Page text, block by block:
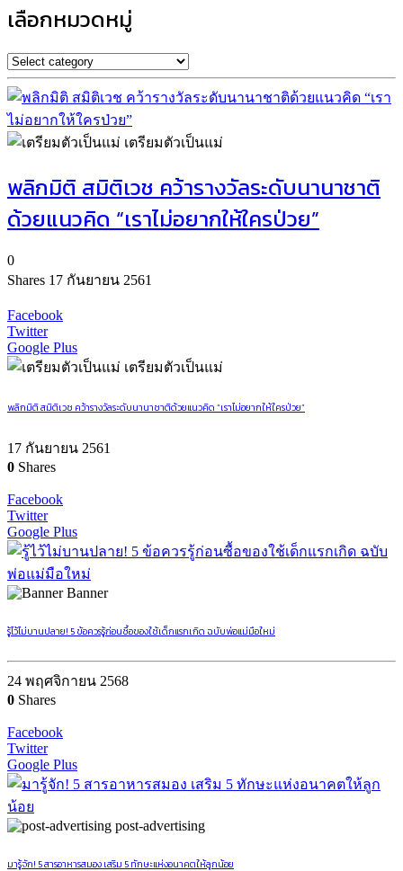
เลือกหมวดหมู่
เตรียมตัวเป็นแม่
พลิกมิติ สมิติเวช คว้ารางวัลระดับนานาชาติ
ด้วยแนวคิด “เราไม่อยากให้ใครป่วย”
0
Shares 17 กันยายน 2561
Facebook
Twitter
Google Plus
เตรียมตัวเป็นแม่
พลิกมิติ สมิติเวช คว้ารางวัลระดับนานาชาติด้วยแนวคิด “เราไม่อยากให้ใครป่วย”
17 กันยายน 2561
0 Shares
Facebook
Twitter
Google Plus
Banner
รู้ไว้ไม่บานปลาย! 5 ข้อควรรู้ก่อนซื้อของใช้เด็กแรกเกิด ฉบับพ่อแม่มือใหม่
24 พฤศจิกายน 2568
0 Shares
Facebook
Twitter
Google Plus
post-advertising
มารู้จัก! 5 สารอาหารสมอง เสริม 5 ทักษะแห่งอนาคตให้ลูกน้อย